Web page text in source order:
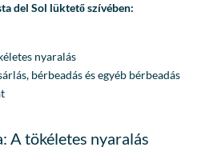
del Sol lüktető szívében:
nyaralás
bérbeadás és egyéb bérbeadás
A tökéletes nyaralás